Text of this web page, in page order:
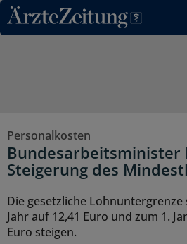
Direkt zum Inhaltsbereich
Personalkosten
Bundesarbeitsminister
Steigerung des
Die gesetzliche
Jahr auf 12,41 Euro und zum 1.
Euro steigen.